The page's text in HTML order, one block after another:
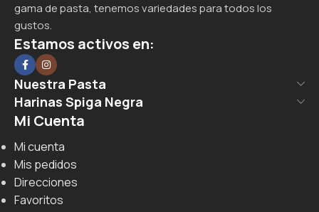
gama de pasta, tenemos variedades para todos los
gustos.
Estamos activos en:
Nuestra Pasta
Harinas Spiga Negra
Mi Cuenta
Mi cuenta
Mis pedidos
Direcciones
Favoritos